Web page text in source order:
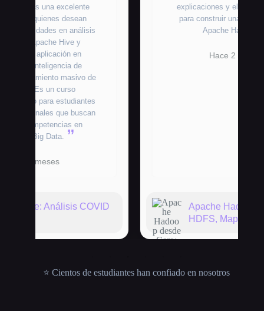
explicaciones y el valor que aporta
para construir una base sólida en
Apache Hadoop desde Cero:
HDFS, MapReduce y YARN
⭐ Cientos de estudiantes han confiado en nosotros